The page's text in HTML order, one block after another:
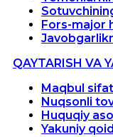
Fors-major
QAYTARISH VA
Maqbul
Nuqsonli
Huquqiy
Yakuniy